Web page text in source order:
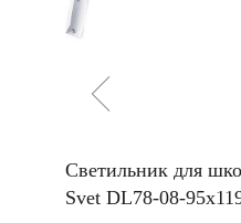
Светильник для
Svet DL78-08-